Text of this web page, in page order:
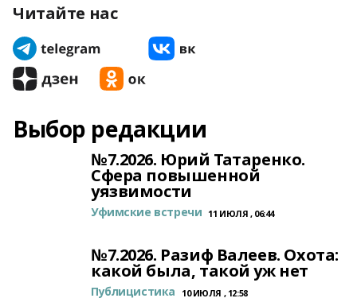
Читайте нас
Выбор редакции
№7.2026. Юрий Татаренко.
Сфера повышенной
уязвимости
Уфимские встречи 11 ИЮЛЯ , 06:44
№7.2026. Разиф Валеев. Охота:
какой была, такой уж нет
Публицистика 10 ИЮЛЯ , 12:58